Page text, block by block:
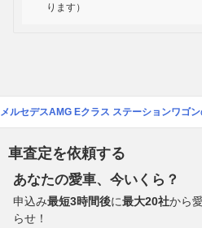
ります）
メルセデスAMG Eクラス ステーションワゴ
車査定を依頼する
あなたの愛車、今いくら？
申込み最短3時間後に最大20社から
らせ！